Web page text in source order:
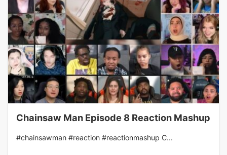
Chainsaw Man Episode 8 Reaction Mashup
#chainsawman #reaction #reactionmashup C...